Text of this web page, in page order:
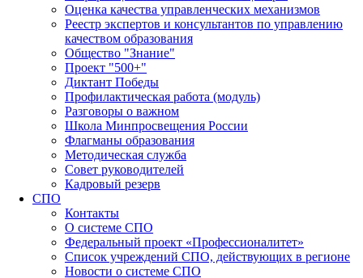
Оценка качества управленческих механизмов
Реестр экспертов и консультантов по управлению
качеством образования
Общество "Знание"
Проект "500+"
Диктант Победы
Профилактическая работа (модуль)
Разговоры о важном
Школа Минпросвещения России
Флагманы образования
Методическая служба
Совет руководителей
Кадровый резерв
СПО
Контакты
О системе СПО
Федеральный проект «Профессионалитет»
Список учреждений СПО, действующих в регионе
Новости о системе СПО